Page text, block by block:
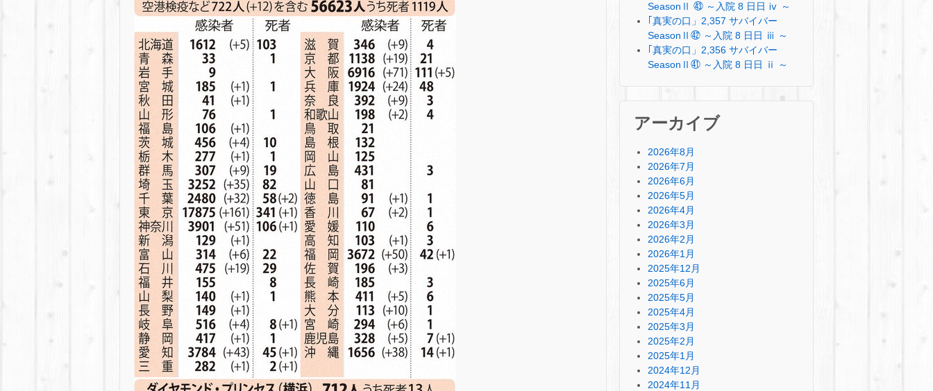
SeasonⅡ ㊸ ～入院 8 日日 ⅳ ～
｢真実の口」2,357 サバイバー
SeasonⅡ㊷ ～入院 8 日日 ⅲ ～
｢真実の口」2,356 サバイバー
SeasonⅡ㊶ ～入院 8 日日 ⅱ ～
アーカイブ
2026年8月
2026年7月
2026年6月
2026年5月
2026年4月
2026年3月
2026年2月
2026年1月
2025年12月
2025年6月
2025年5月
2025年4月
2025年3月
2025年2月
2025年1月
2024年12月
2024年11月